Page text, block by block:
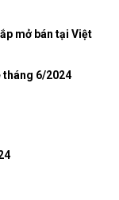
mở bán tại Việt
tháng 6/2024